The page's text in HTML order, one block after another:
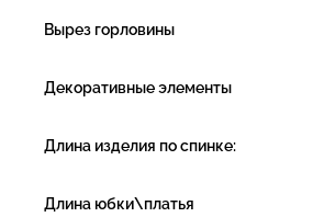
Вырез горловины
Декоративные элементы
Длина изделия по спинке:
Длина юбки\платья